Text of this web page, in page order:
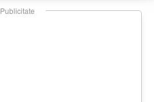
Publicitate